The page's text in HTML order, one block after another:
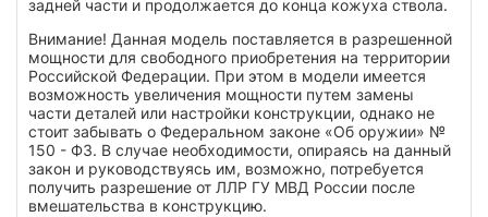
задней части и продолжается до конца кожуха ствола.
Внимание! Данная модель поставляется в разрешенной
мощности для свободного приобретения на территории
Российской Федерации. При этом в модели имеется
возможность увеличения мощности путем замены
части деталей или настройки конструкции, однако не
стоит забывать о Федеральном законе «Об оружии» №
150 - ФЗ. В случае необходимости, опираясь на данный
закон и руководствуясь им, возможно, потребуется
получить разрешение от ЛЛР ГУ МВД России после
вмешательства в конструкцию.